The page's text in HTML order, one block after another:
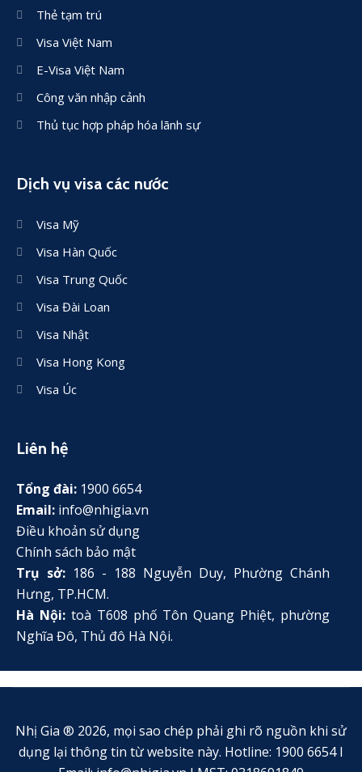
Thẻ tạm trú
Visa Việt Nam
E-Visa Việt Nam
Công văn nhập cảnh
Thủ tục hợp pháp hóa lãnh sự
Dịch vụ visa các nước
Visa Mỹ
Visa Hàn Quốc
Visa Trung Quốc
Visa Đài Loan
Visa Nhật
Visa Hong Kong
Visa Úc
Liên hệ
Tổng đài: 1900 6654
Email: info@nhigia.vn
Điều khoản sử dụng
Chính sách bảo mật
Trụ sở: 186 - 188 Nguyễn Duy, Phường Chánh
Hưng, TP.HCM.
Hà Nội:toà T608 phố Tôn Quang Phiệt, phường
Nghĩa Đô, Thủ đô Hà Nội.
Nhị Gia ® 2026, mọi sao chép phải ghi rõ nguồn khi sử
dụng lại thông tin từ website này. Hotline: 1900 6654 I